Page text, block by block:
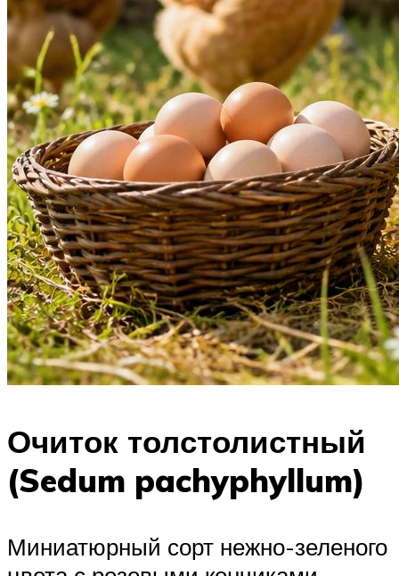
Очиток толстолистный
(Sedum pachyphyllum)
Миниатюрный сорт нежно-зеленого